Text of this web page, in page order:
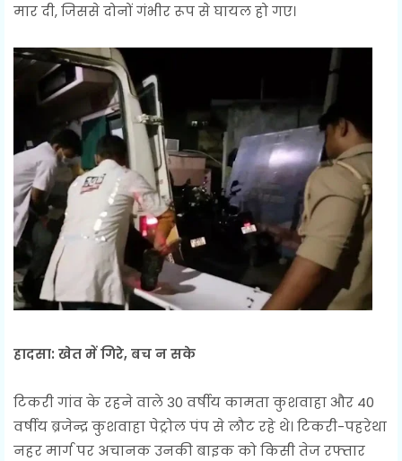
मार दी, जिससे दोनों गंभीर रूप से घायल हो गए।
हादसा: खेत में गिरे, बच न सके
टिकरी गांव के रहने वाले 30 वर्षीय कामता कुशवाहा और 40
वर्षीय ब्रजेन्द्र कुशवाहा पेट्रोल पंप से लौट रहे थे। टिकरी-पहरेथा
नहर मार्ग पर अचानक उनकी बाइक को किसी तेज रफ्तार